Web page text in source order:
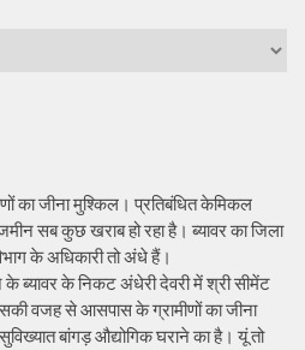
का जीना मुश्किल। प्रतिबंधित केमिकल
सब कुछ खराब हो रहा है। ब्यावर का जिला
के अधिकारी तो अंधे हैं।
ब्यावर के निकट अंधेरी देवरी में श्री सीमेंट
वजह से आसपास के ग्रामीणों का जीना
बांगड़ औद्योगिक घराने का है। यूं तो